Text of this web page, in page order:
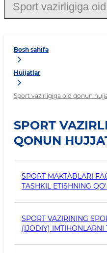
Bosh sahifa
Hujjatlar
Sport vazirligiga oid qonun
SPORT
QONUN
SPORT MAKTABLARI
TASHKIL ETISHNING
SPORT VAZIRINING
(IJODIY) IMTIHONLARNI
BERISH ISHLARINI
Sport vazirligiga